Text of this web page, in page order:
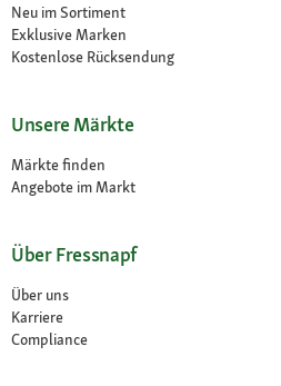
Neu im Sortiment
Exklusive Marken
Kostenlose Rücksendung
Unsere Märkte
Märkte finden
Angebote im Markt
Über Fressnapf
Über uns
Karriere
Compliance